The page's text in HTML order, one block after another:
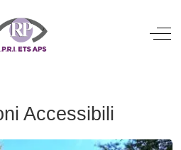
Off-
Accessibili